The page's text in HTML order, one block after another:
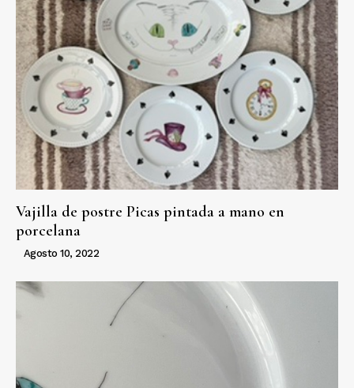
Vajilla de postre Picas pintada a mano en
porcelana
Agosto 10, 2022